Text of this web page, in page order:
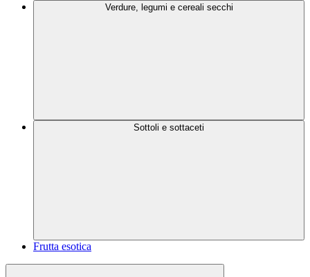
Verdure, legumi e cereali secchi
Sottoli e sottaceti
Frutta esotica